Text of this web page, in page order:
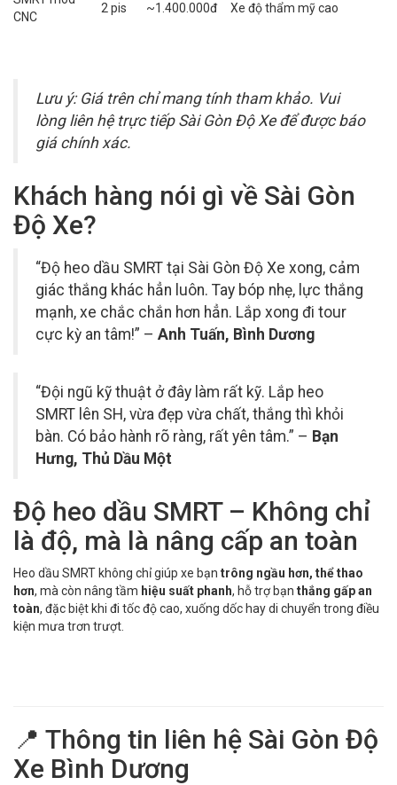
CNC
2 pis ~1.400.000đ Xe độ thẩm mỹ cao
Lưu ý: Giá trên chỉ mang tính tham khảo. Vui
lòng liên hệ trực tiếp Sài Gòn Độ Xe để được báo
giá chính xác.
Khách hàng nói gì về Sài Gòn
Độ Xe?
“Độ heo dầu SMRT tại Sài Gòn Độ Xe xong, cảm
giác thắng khác hẳn luôn. Tay bóp nhẹ, lực thắng
mạnh, xe chắc chắn hơn hẳn. Lắp xong đi tour
cực kỳ an tâm!” – Anh Tuấn, Bình Dương
“Đội ngũ kỹ thuật ở đây làm rất kỹ. Lắp heo
SMRT lên SH, vừa đẹp vừa chất, thắng thì khỏi
bàn. Có bảo hành rõ ràng, rất yên tâm.” – Bạn
Hưng, Thủ Dầu Một
Độ heo dầu SMRT – Không chỉ
là độ, mà là nâng cấp an toàn
Heo dầu SMRT không chỉ giúp xe bạn trông ngầu hơn, thể thao
hơn, mà còn nâng tầm hiệu suất phanh, hỗ trợ bạn thắng gấp an
toàn, đặc biệt khi đi tốc độ cao, xuống dốc hay di chuyển trong điều
kiện mưa trơn trượt.
📍 Thông tin liên hệ Sài Gòn Độ
Xe Bình Dương